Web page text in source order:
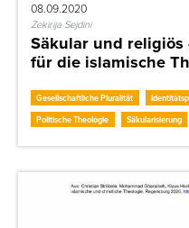
08.09.2020
Zekirija Sejdini
Säkular und
für die islamische
Gesellschaftliche Pluralität
Politische Theologie
Säkularisierung